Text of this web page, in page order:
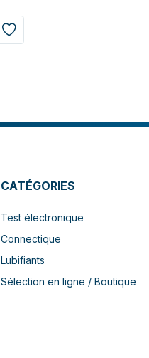
CATÉGORIES
Test électronique
Connectique
Lubifiants
Sélection en ligne / Boutique